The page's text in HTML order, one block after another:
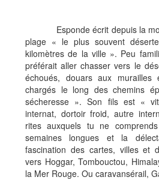
Esponde écrit depuis la
plage « le plus souvent
kilomètres de la ville ». Peu
préférait aller chasser vers le
échoués, douars aux murailles
chargés le long des chemins
sécheresse ». Son fils est «
internat, dortoir froid, autre
rites auxquels tu ne
semaines longues et la
fascination des cartes, villes et
vers Hoggar, Tombouctou,
la Mer Rouge. Ou caravansérail,